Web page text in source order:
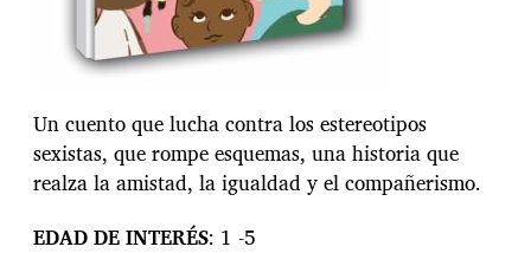
Un cuento que lucha contra los estereotipos
sexistas, que rompe esquemas, una historia que
realza la amistad, la igualdad y el compañerismo.
EDADDEINTERÉS: 1 -5